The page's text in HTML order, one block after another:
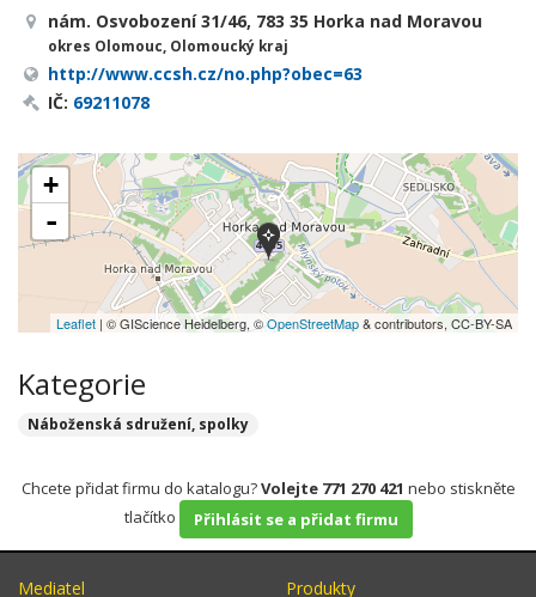
nám. Osvobození 31/46, 783 35 Horka nad Moravou
okres Olomouc, Olomoucký kraj
http://www.ccsh.cz/no.php?obec=63
IČ: 69211078
+
-
Leaflet | © GIScience Heidelberg, ©OpenStreetMap& contributors, CC-BY-SA
Kategorie
Náboženská sdružení, spolky
Chcete přidat firmu do katalogu?Volejte 771 270 421 nebo stiskněte
tlačítko
Přihlásit se a přidat firmu
Mediatel Produkty